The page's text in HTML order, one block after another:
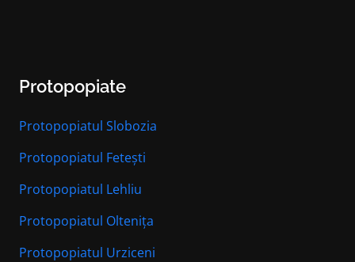
Protopopiate
Protopopiatul Slobozia
Protopopiatul Fetești
Protopopiatul Lehliu
Protopopiatul Oltenița
Protopopiatul Urziceni